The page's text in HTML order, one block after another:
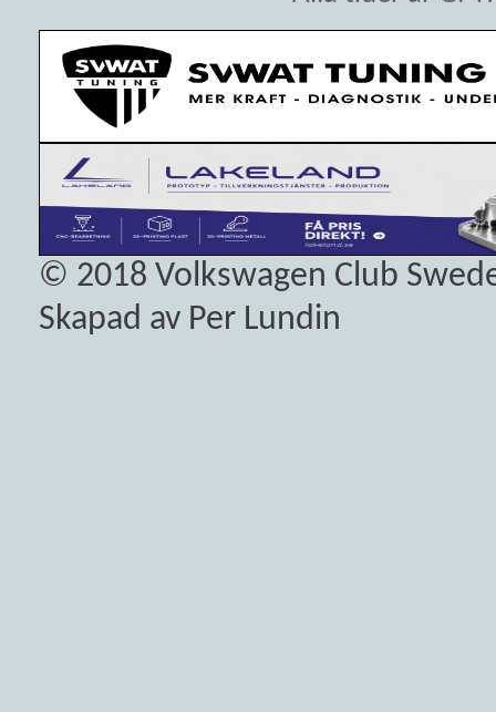
© 2018 Volkswagen Club
Skapad av Per Lundin